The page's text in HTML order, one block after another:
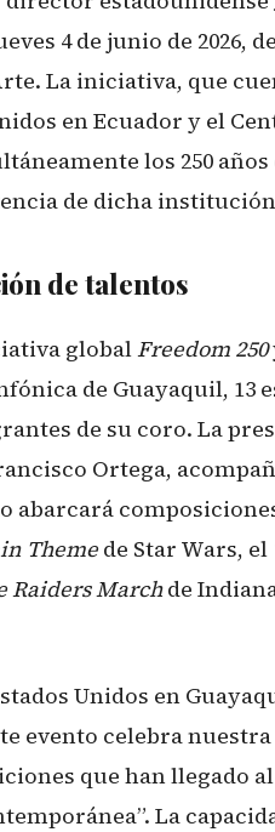
4 de junio de 2026, de
La iniciativa, que
en Ecuador y el
los 250
de dicha
de talentos
globalFreedom 250
de Guayaquil, 13
de su coro. La
Ortega,
abarcará
Themede Star Wars, el
Raiders Marchde
Unidos en
evento celebra
que han llegado
La